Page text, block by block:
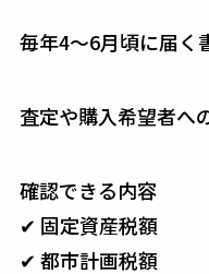
毎年4～6月頃に届く
査定や購入希望者へ
確認できる内容
✔ 固定資産税額
✔ 都市計画税額